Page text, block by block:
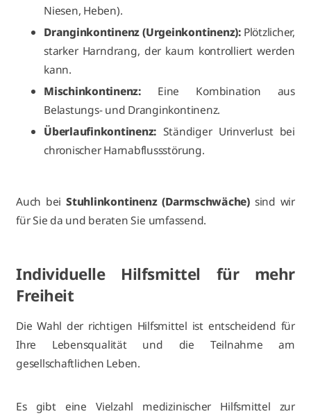
Niesen, Heben).
Dranginkontinenz (Urgeinkontinenz): Plötzlicher,
starker Harndrang, der kaum kontrolliert werden
kann.
Mischinkontinenz:Eine Kombination aus
Belastungs- und Dranginkontinenz.
Überlaufinkontinenz: Ständiger Urinverlust bei
chronischer Harnabflussstörung.
Auch beiStuhlinkontinenz (Darmschwäche)sind wir
für Sie da und beraten Sie umfassend.
Individuelle Hilfsmittel für mehr
Freiheit
Die Wahl der richtigen Hilfsmittel ist entscheidend für
Ihre Lebensqualität und die Teilnahme am
gesellschaftlichen Leben.
Es gibt eine Vielzahl medizinischer Hilfsmittel zur